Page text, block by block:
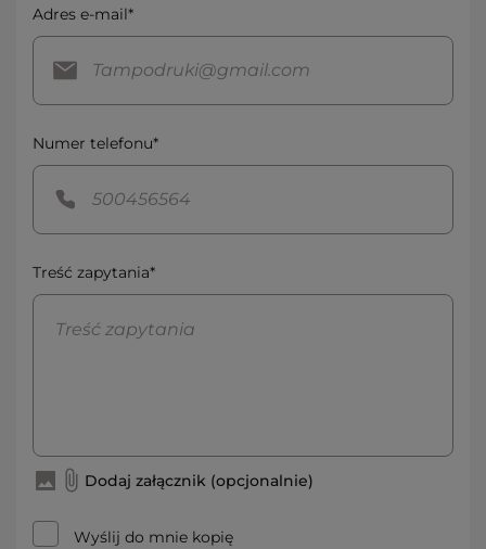
Adres e-mail*
Numer telefonu*
Treść zapytania*
Dodaj załącznik (opcjonalnie)
Wyślij do mnie kopię